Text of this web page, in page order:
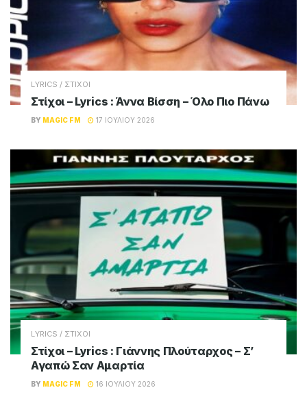
LYRICS / ΣΤΙΧΟΙ
Στίχοι – Lyrics : Άννα Βίσση – Όλο Πιο Πάνω
BY MAGIC FM 17 ΙΟΥΛΊΟΥ 2026
LYRICS / ΣΤΙΧΟΙ
Στίχοι – Lyrics : Γιάννης Πλούταρχος – Σ’
Αγαπώ Σαν Αμαρτία
BY MAGIC FM 16 ΙΟΥΛΊΟΥ 2026